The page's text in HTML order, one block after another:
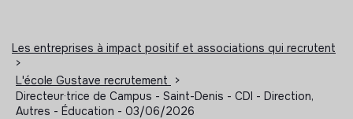
Les entreprises à impact positif et associations qui recrutent
>
L'école Gustave recrutement
>
Directeur·trice de Campus - Saint-Denis - CDI - Direction,
Autres - Éducation - 03/06/2026